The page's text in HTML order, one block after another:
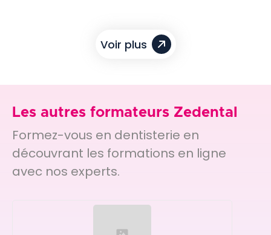
Voir plus
Les autres formateurs Zedental
Formez-vous en dentisterie en
découvrant les formations en ligne
avec nos experts.